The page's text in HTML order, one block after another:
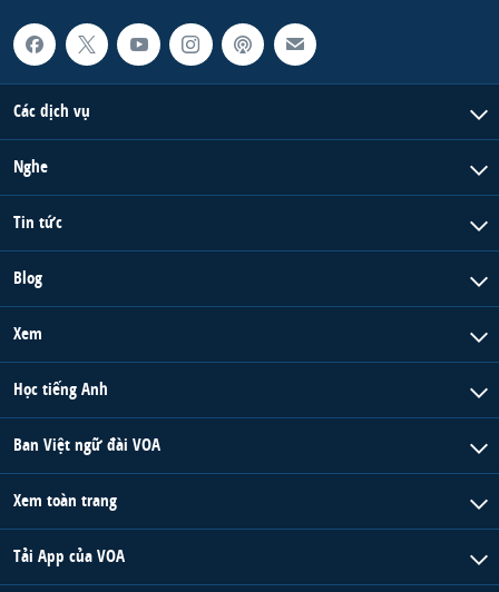
Các dịch vụ
Nghe
Tin tức
Blog
Xem
Học tiếng Anh
Ban Việt ngữ đài VOA
Xem toàn trang
Tải App của VOA